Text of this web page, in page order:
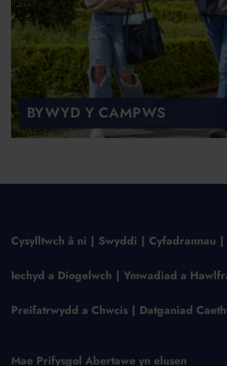
BYWYD Y CAMPWS
Cysylltwch â ni Swyddi Cyfadrannau
Iechyd a Diogelwch Ymwadiad a
Preifatrwydd a Chwcis Datganiad
Mae Prifysgol Abertawe yn elusen